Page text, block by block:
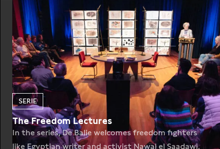
Forum on European Culture 2023 During the fourth
edition of the Forum, the focus was on
SERIE
The Freedom Lectures
In the series, De Balie welcomes freedom fighters
like Egyptian writer and activist Nawal el Saadawi,